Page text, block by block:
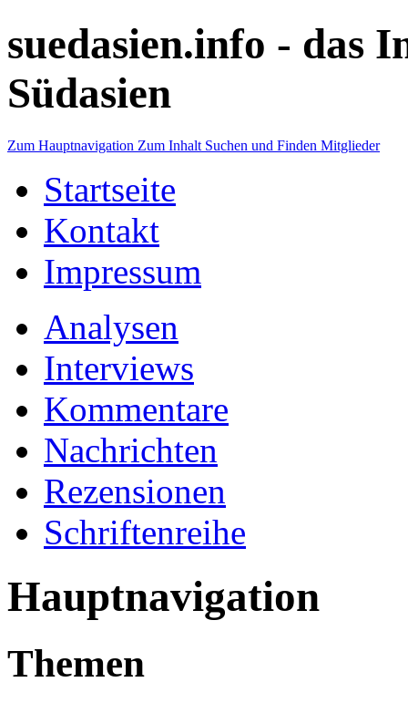
suedasien.info - das
Südasien
Zum Hauptnavigation Zum Inhalt Suchen und Finden Mitglieder
Startseite
Kontakt
Impressum
Analysen
Interviews
Kommentare
Nachrichten
Rezensionen
Schriftenreihe
Hauptnavigation
Themen